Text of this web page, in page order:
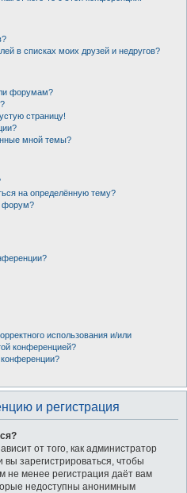
в списках моих друзей и недругов?
форумам?
страницу!
мной темы?
на определённую тему?
форум?
использования и/или
конференцией?
и регистрация
от того, как администратор
зарегистрироваться, чтобы
не менее регистрация даёт вам
недоступны анонимным